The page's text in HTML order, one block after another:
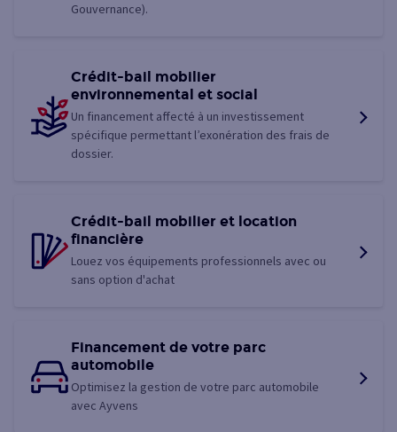
Gouvernance).
Crédit-bail mobilier
environnemental et social
Un financement affecté à un investissement
spécifique permettant l’exonération des frais de
dossier.
Crédit-bail mobilier et location
financière
Louez vos équipements professionnels avec ou
sans option d'achat
Financement de votre parc
automobile
Optimisez la gestion de votre parc automobile
avec Ayvens